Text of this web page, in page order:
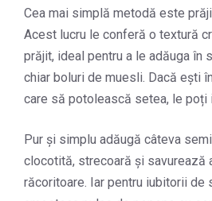
Cea mai simplă metodă este
Acest lucru le conferă o textură
prăjit, ideal pentru a le adăuga în
chiar boluri de muesli. Dacă ești
care să potolească setea, le poți
Pur și simplu adăugă câteva
clocotită, strecoară și savurează
răcoritoare. Iar pentru iubitorii de